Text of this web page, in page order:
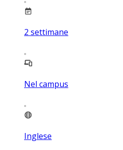
2 settimane
Nel campus
Inglese